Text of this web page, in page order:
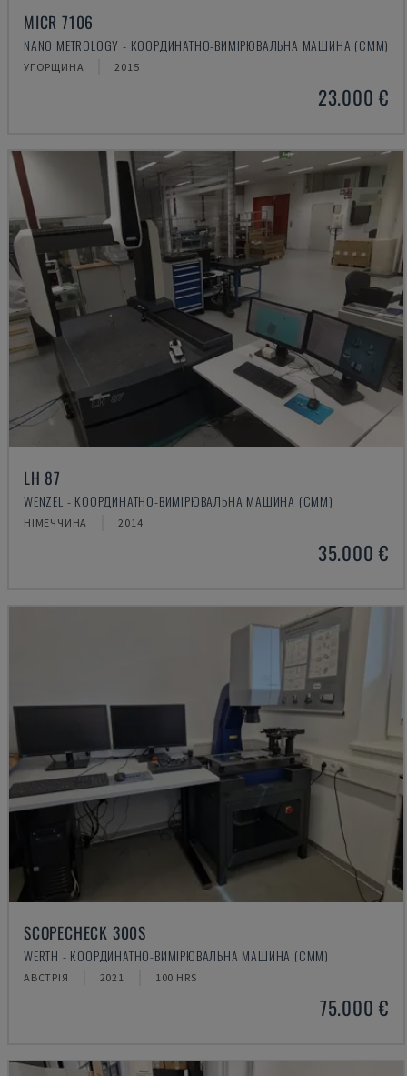
MICR 7106
NANO METROLOGY - КООРДИНАТНО-ВИМІРЮВАЛЬНА МАШИНА (CMM)
УГОРЩИНА 2015
23.000 €
LH 87
WENZEL - КООРДИНАТНО-ВИМІРЮВАЛЬНА МАШИНА (CMM)
НІМЕЧЧИНА 2014
35.000 €
SCOPECHECK 300S
WERTH - КООРДИНАТНО-ВИМІРЮВАЛЬНА МАШИНА (CMM)
АВСТРІЯ 2021 100 HRS
75.000 €